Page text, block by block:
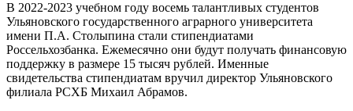
В 2022-2023 учебном году восемь талантливых студентов
Ульяновского государственного аграрного университета
имени П.А. Столыпина стали стипендиатами
Россельхозбанка. Ежемесячно они будут получать финансовую
поддержку в размере 15 тысяч рублей. Именные
свидетельства стипендиатам вручил директор Ульяновского
филиала РСХБ Михаил Абрамов.